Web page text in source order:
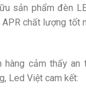
sản phẩm đèn
chất lượng tốt
hàng cảm thấy an
Led Việt cam kết: